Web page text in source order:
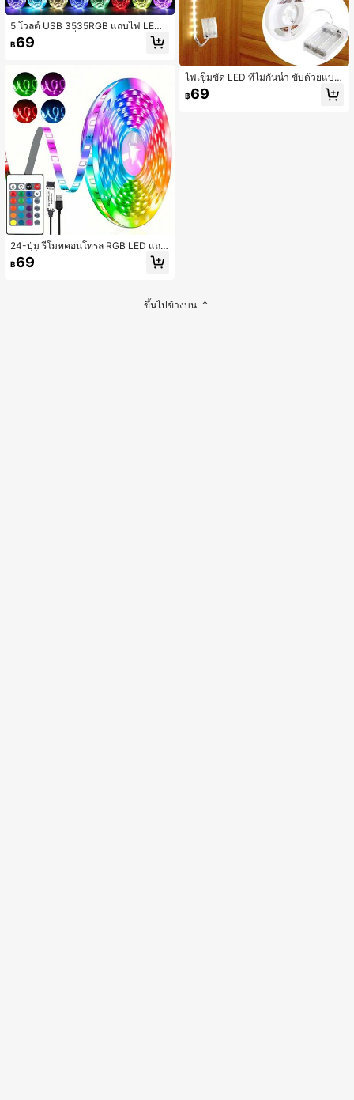
5 โวลต์ USB 3535RGB แถบไฟ LED ,
ซุปเปอร์ยาว เปลี่ยนสี โคมไฟ บาร์ พร้อ
ม 24 คีย์ อินฟราเรด รีโมทคอนโทรล , เ
พื้นหลัง ไฟบรรยากาศ , ห้องนั่งเล่น ไฟก
ลางคืน และ ปาร์ตี้ บรรยากาศ ตกแต่ง
฿69
24-ปุ่ม รีโมทคอนโทรล RGB LED แถบ
ไฟ, หรี่แสงได้, เหมาะสำหรับห้องนอน,
ห้องนั่งเล่น, ตู้ทีวี, ตกแต่งไฟแบ็คไลท์กร
฿69
ไฟเข็มขัด LED ที่ไม่กันน้ำ ขับด้วยแบต
เตอรี่ สีอุ่น/สีขาว (ไม่มีแบตเตอรี่ในตัว)
5V พร้อมแถบไฟกาวติดเอง เหมาะสำห
฿69
ขึ้นไปข้างบน